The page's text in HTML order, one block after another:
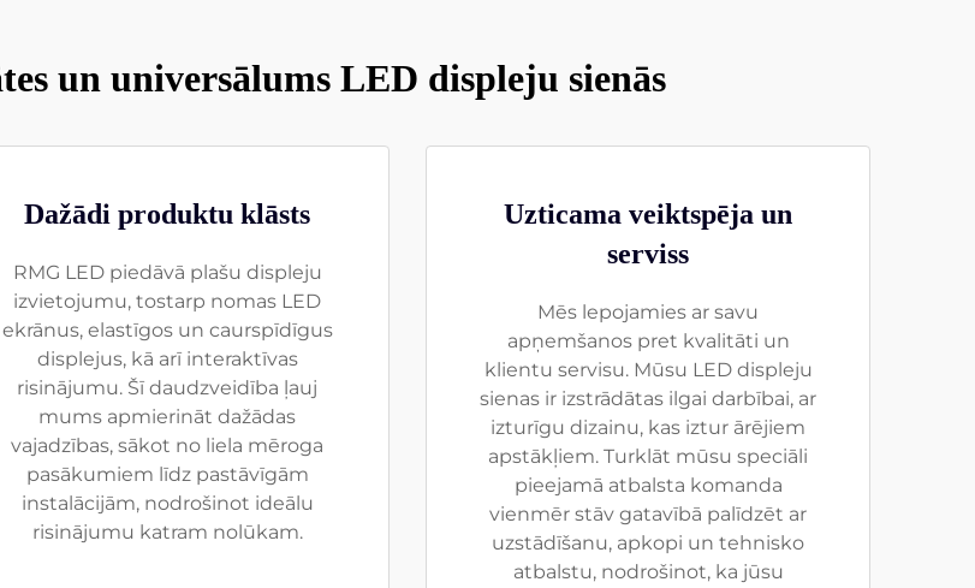
un universālums LED displeju sienās
Dažādi produktu klāsts
RMG LED piedāvā plašu displeju
izvietojumu, tostarp nomas LED
ekrānus, elastīgos un caurspīdīgus
displejus, kā arī interaktīvas
risinājumu. Šī daudzveidība ļauj
mums apmierināt dažādas
vajadzības, sākot no liela mēroga
pasākumiem līdz pastāvīgām
instalācijām, nodrošinot ideālu
risinājumu katram nolūkam.
Uzticama veiktspēja un
serviss
Mēs lepojamies ar savu
apņemšanos pret kvalitāti un
klientu servisu. Mūsu LED displeju
sienas ir izstrādātas ilgai darbībai, ar
izturīgu dizainu, kas iztur ārējiem
apstākļiem. Turklāt mūsu speciāli
pieejamā atbalsta komanda
vienmēr stāv gatavībā palīdzēt ar
uzstādīšanu, apkopi un tehnisko
atbalstu, nodrošinot, ka jūsu